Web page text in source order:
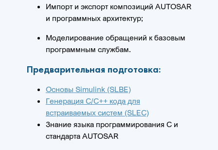
Импорт и экспорт композиций AUTOSAR
и программных архитектур;
Моделирование обращений к базовым
программным службам.
Предварительная подготовка:
Основы Simulink (SLBE)
Генерация C/C++ кода для
встраиваемых систем (SLEC)
Знание языка программирования C и
стандарта AUTOSAR